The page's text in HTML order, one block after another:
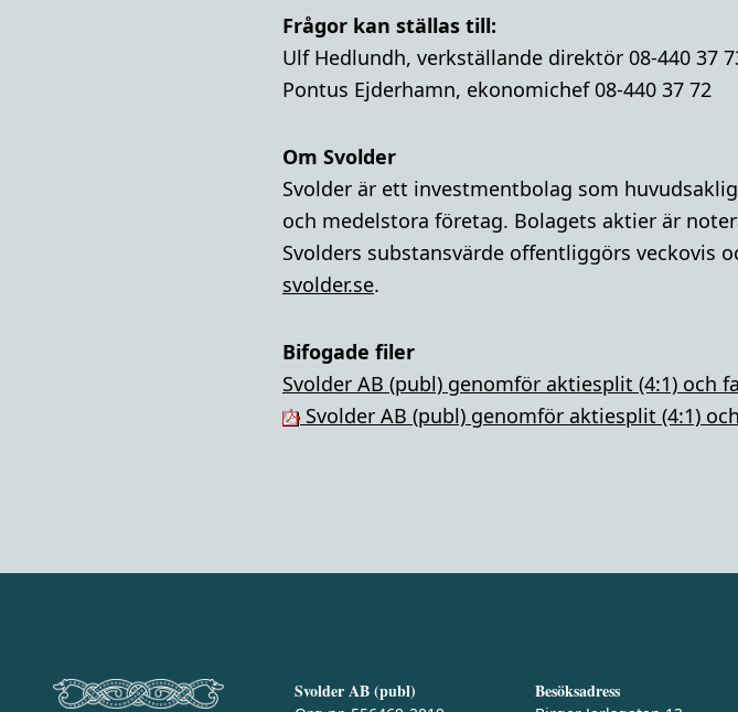
Frågor kan ställas till:
Ulf Hedlundh, verkställande direktör 08-440 37
Pontus Ejderhamn, ekonomichef 08-440 37 72
Om Svolder
Svolder är ett investmentbolag som
och medelstora företag. Bolagets aktier är
Svolders substansvärde offentliggörs veckovis
svolder.se.
Bifogade filer
Svolder AB (publ) genomför aktiesplit (4:1) och
Svolder AB (publ) genomför aktiesplit (4:1)
Svolder AB (publ) Besöksadress